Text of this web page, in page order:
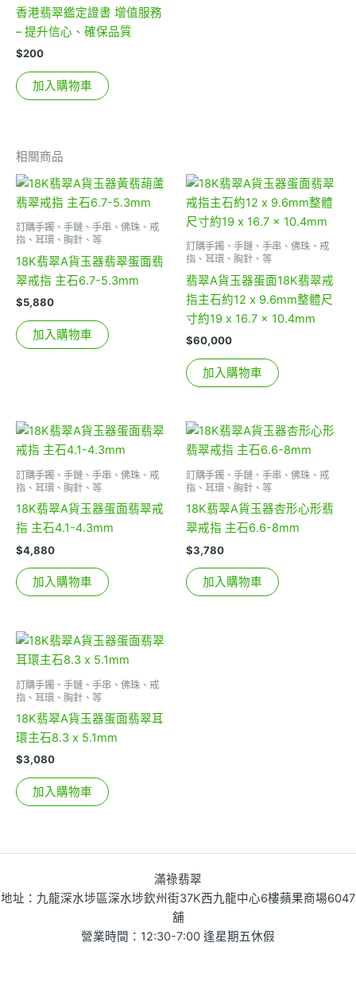
香港翡翠鑑定證書 增值服務
– 提升信心、確保品質
$200
加入購物車
相關商品
訂購手鐲、手鏈、手串、佛珠、戒
指、耳環、胸針、等
18K翡翠A貨玉器翡翠蛋面翡
翠戒指 主石6.7-5.3mm
$5,880
加入購物車
訂購手鐲、手鏈、手串、佛珠、戒
指、耳環、胸針、等
翡翠A貨玉器蛋面18K翡翠戒
指主石約12 x 9.6mm整體尺
寸約19 x 16.7 x 10.4mm
$60,000
加入購物車
訂購手鐲、手鏈、手串、佛珠、戒
指、耳環、胸針、等
18K翡翠A貨玉器蛋面翡翠戒
指 主石4.1-4.3mm
$4,880
加入購物車
訂購手鐲、手鏈、手串、佛珠、戒
指、耳環、胸針、等
18K翡翠A貨玉器杏形心形翡
翠戒指 主石6.6-8mm
$3,780
加入購物車
訂購手鐲、手鏈、手串、佛珠、戒
指、耳環、胸針、等
18K翡翠A貨玉器蛋面翡翠耳
環主石8.3 x 5.1mm
$3,080
加入購物車
滿祿翡翠
地址：九龍深水埗區深水埗欽州街37K西九龍中心6樓蘋果商場6047
舖
營業時間：12:30-7:00 逢星期五休假